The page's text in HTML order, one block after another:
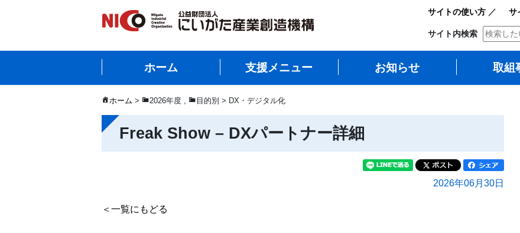
サイトの使い方／ サ
サイト内検索
ホーム 支援メニュー お知らせ 取組
ホーム > 2026年度 , 目的別 > DX・デジタル化
Freak Show – DXパートナー詳細
2026年06月30日
＜一覧にもどる